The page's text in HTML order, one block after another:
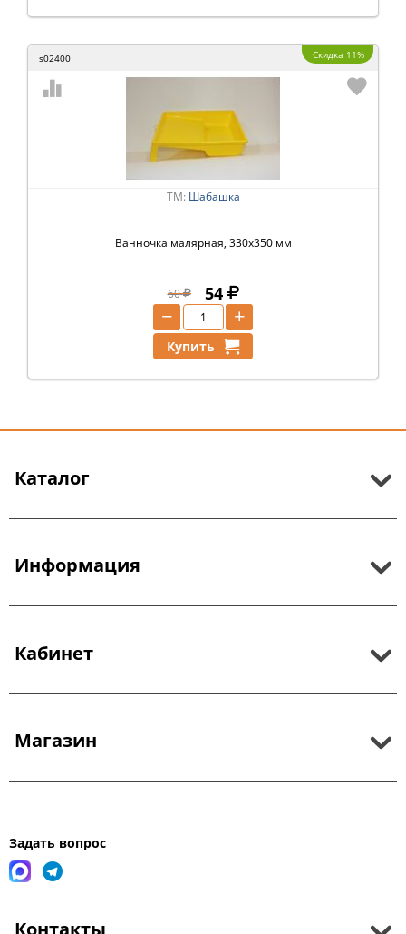
s02400 Скидка 11%
ТМ: Шабашка
Ванночка малярная, 330х350 мм
60 54
+
−
Купить
Каталог
Информация
Кабинет
Магазин
Задать вопрос
Контакты